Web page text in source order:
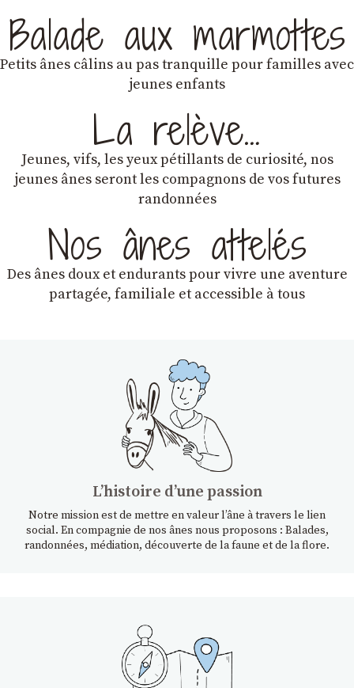
Balade aux marmottes
Petits ânes câlins au pas tranquille pour familles avec
jeunes enfants
La relève…
Jeunes, vifs, les yeux pétillants de curiosité, nos
jeunes ânes seront les compagnons de vos futures
randonnées
Nos ânes attelés
Des ânes doux et endurantspour vivre une aventure
partagée, familiale et accessible à tous
Lʼhistoire dʼune passion
Notre mission est de mettre en valeur l’âne à travers le lien
social. En compagnie de nos ânes nous proposons : Balades,
randonnées, médiation, découverte de la faune et de la flore.